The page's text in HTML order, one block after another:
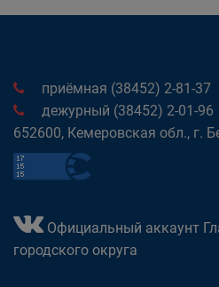
приёмная (38452) 2-81-37
дежурный (38452) 2-01-96
652600, Кемеровская обл., г.
Официальный аккаунт
городского округа